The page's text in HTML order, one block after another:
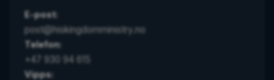
E-post:
post@hiskingdomministry.no
Telefon:
+47 930 94 615
Vipps: